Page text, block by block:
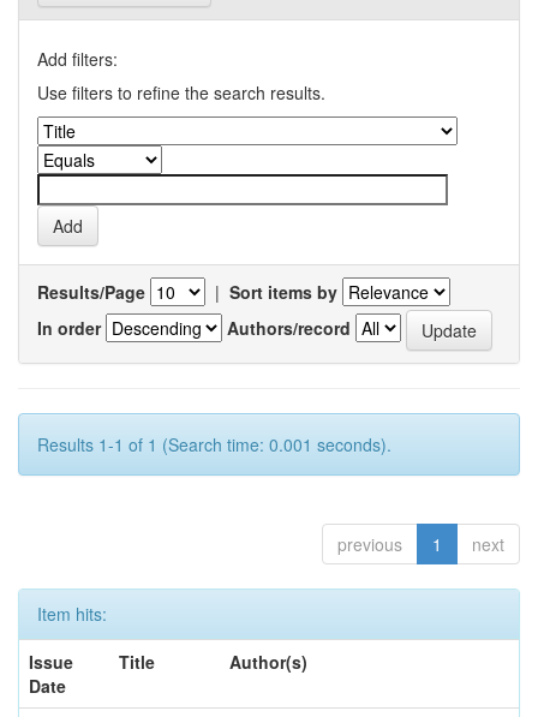
Add filters:
Use filters to refine the search results.
Results/Page | Sort items by
In order
Authors/record
Results 1-1 of 1 (Search time: 0.001 seconds).
previous 1 next
Item hits:
Issue
Date
Title Author(s)